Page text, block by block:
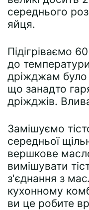
середнього
яйця.
Підігріваємо
до
дріжджам
що занадто
дріжджів.
Замішуємо
середньої
вершкове
вимішувати
з'єднання з
кухонному
ви це робите